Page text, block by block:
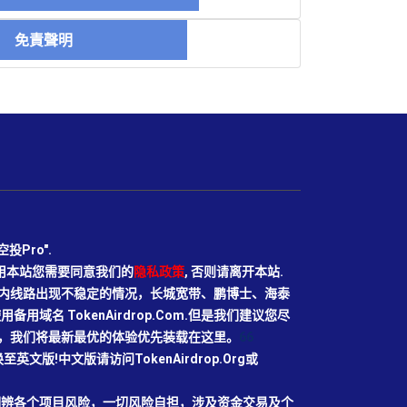
聲明
投Pro".
站您需要同意我们的隐私政策, 否则请离开本站.
线路出现不稳定的情况，长城宽带、鹏博士、海泰
备用域名 TokenAirdrop.Com.但是我们建议您尽
们将最新最优的体验优先装载在这里。
英文版!中文版请访问TokenAirdrop.Org或
各个项目风险，一切风险自担，涉及资金交易及个